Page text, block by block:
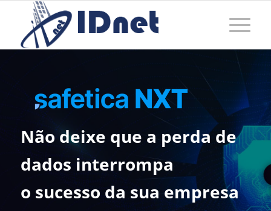
Não deixe que a perda de
dados interrompa
o sucesso da sua empresa